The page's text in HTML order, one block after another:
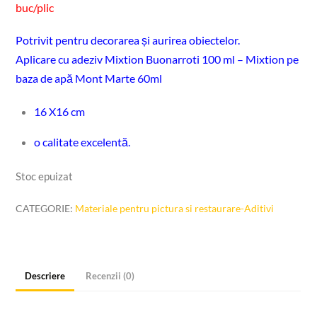
buc/plic
Potrivit pentru decorarea și aurirea obiectelor.
Aplicare cu adeziv Mixtion Buonarroti 100 ml – Mixtion pe
baza de apă Mont Marte 60ml
16 X16 cm
o calitate excelentă.
Stoc epuizat
CATEGORIE: Materiale pentru pictura si restaurare-Aditivi
Descriere Recenzii (0)